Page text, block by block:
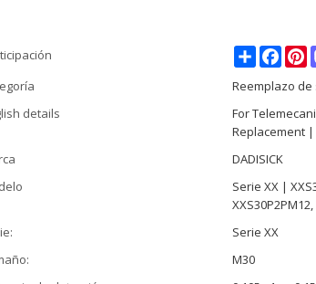
Share
Reemplazo
details
For
Replacement |
DADISICK
Serie XX |
Serie XX
M30